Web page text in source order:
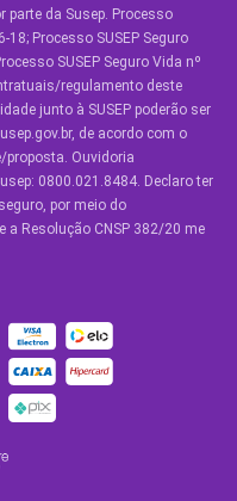
parte da Susep. Processo
Processo SUSEP Seguro
SUSEP Seguro Vida nº
regulamento deste
junto à SUSEP poderão ser
de acordo com o
proposta. Ouvidoria
0800.021.8484. Declaro ter
por meio do
Resolução CNSP 382/20 me